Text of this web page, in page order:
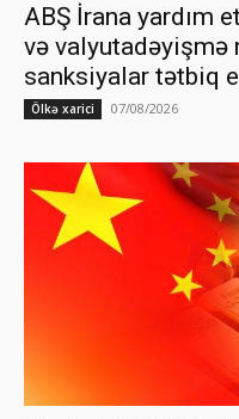
ABŞ İrana yardım
və valyutadəyişmə
sanksiyalar tətbiq
Ölkə xarici 07/08/2026